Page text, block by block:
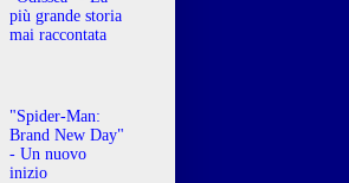
più grande storia
mai raccontata
"Spider-Man:
Brand New Day"
- Un nuovo
inizio